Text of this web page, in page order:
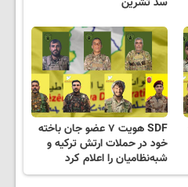
SDF هویت ۷ عضو جان باخته
خود در حملات ارتش ترکیه و
شبه‌نظامیان را اعلام کرد